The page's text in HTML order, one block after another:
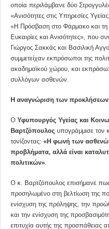
οποία περιλάμβανε δύο
«Ανισότητες στις Υπηρεσίες
«Η Πρόσβαση στο Φάρμακο και τη
Ευκαιρίες και Ανισότητες», που
Γιώργος Σακκάς και Βασιλική
συμμετείχαν εκπρόσωποι της
ακαδημαϊκού χώρου, και
συλλόγων ασθενών.
Η αναγνώριση των
ΟΥφυπουργός Υγείας και
Βαρτζόπουλος υπογράμμισε τον
τονίζοντας:«Η φωνή των
προβλήματα, αλλά είναι
πολιτικών».
Ο κ. Βαρτζόπουλος επισήμανε
προσηλωμένο στη βελτίωση της
ενίσχυση της πρόληψης, την
και την ενίσχυση της
επιτυχία αυτής της προσπάθειας